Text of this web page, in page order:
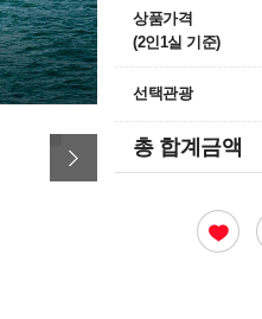
상품가격
(2인1실 기준)
선택관광
총 합계금액